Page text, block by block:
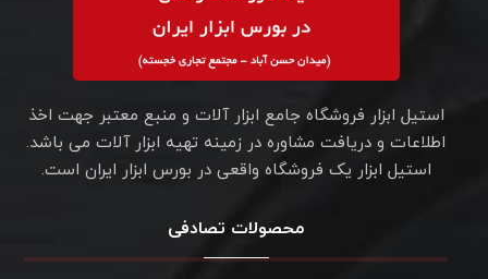
استیل ابزار فروشگاه جامع ابزار آلات و منبع معتبر جهت اخذ
اطلاعات و دریافت مشاوره در زمینه تهیه ابزار آلات می باشد.
استیل ابزار یک فروشگاه واقعی در بورس ابزار ایران است.
محصولات تصادفی